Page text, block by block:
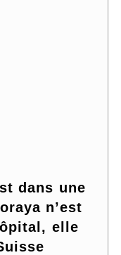
dans une
n’est
elle